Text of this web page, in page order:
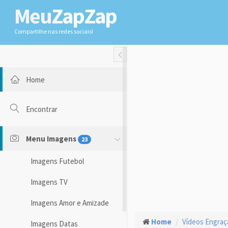
MeuZapZap
Compartilhe nas redes sociais!
Toggle Fullwidth
Home
Encontrar
Menu Imagens 23
Imagens Futebol
Imagens TV
Imagens Amor e Amizade
Imagens Datas Home Vídeos